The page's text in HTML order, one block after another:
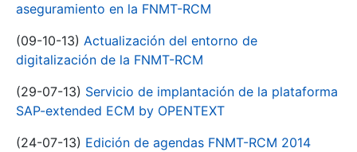
aseguramiento en la FNMT-RCM
(09-10-13) Actualización del entorno de
digitalización de la FNMT-RCM
(29-07-13) Servicio de implantación de la plataforma
SAP-extended ECM by OPENTEXT
(24-07-13) Edición de agendas FNMT-RCM 2014